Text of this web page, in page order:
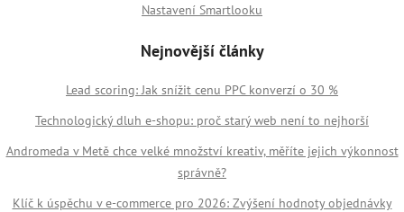
Nastavení Smartlooku
Nejnovější články
Lead scoring: Jak snížit cenu PPC konverzí o 30 %
Technologický dluh e-shopu: proč starý web není to nejhorší
Andromeda v Metě chce velké množství kreativ, měříte jejich výkonnost
správně?
Klíč k úspěchu v e-commerce pro 2026: Zvýšení hodnoty objednávky